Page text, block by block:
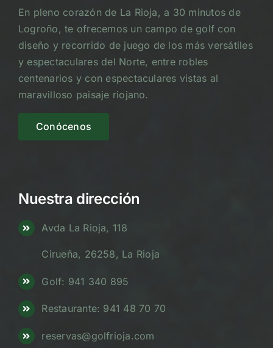
En pleno corazón de La Rioja, a 30 minutos de
Logroño, te ofrecemos un campo de golf con
diseño y recorrido de juego de los más versátiles
y espectaculares del Norte, entre robles
centenarios y con espectaculares vistas al
maravilloso paisaje riojano.
Conócenos
Nuestra dirección
Avda La Rioja, 118
Cirueña, 26258, La Rioja
Golf: 941 340 895
Restaurante: 941 48 70 70
reservas@golfrioja.com